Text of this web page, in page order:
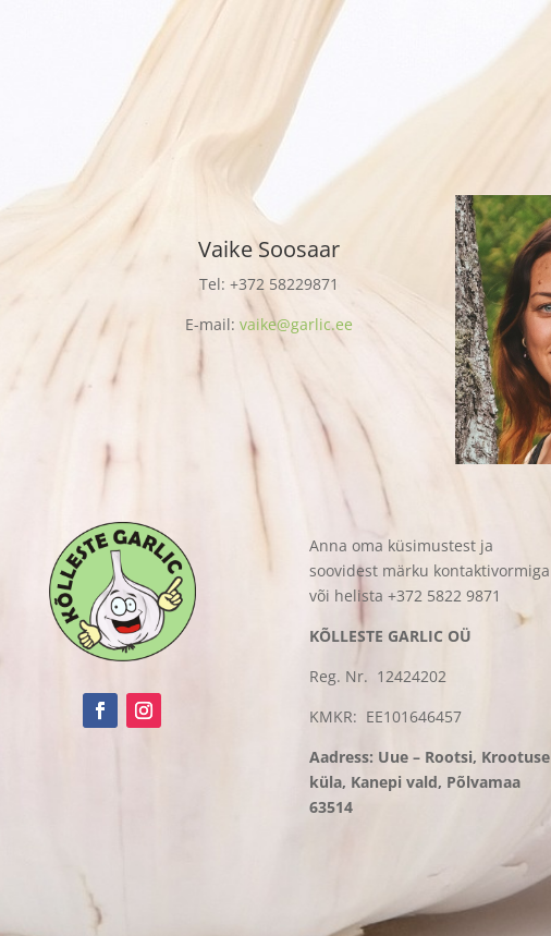
Vaike Soosaar
Tel: +372 58229871
E-mail: vaike@garlic.ee
Anna oma küsimustest ja
soovidest märku kontaktivormiga
või helista +372 5822 9871
KÕLLESTE GARLIC OÜ
Reg. Nr. 12424202
KMKR: EE101646457
Aadress: Uue – Rootsi, Krootuse
küla, Kanepi vald, Põlvamaa
63514